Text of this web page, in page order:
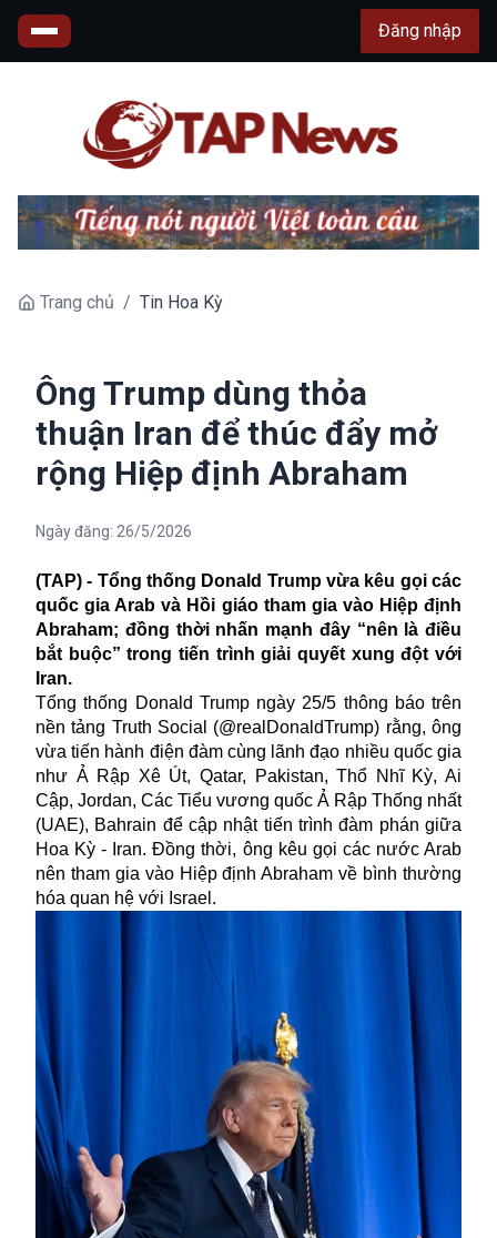
Đăng nhập
Trang chủ / Tin Hoa Kỳ
Ông Trump dùng thỏa
thuận Iran để thúc đẩy mở
rộng Hiệp định Abraham
Ngày đăng: 26/5/2026
(TAP) - Tổng thống Donald Trump vừa kêu gọi các
quốc gia Arab và Hồi giáo tham gia vào Hiệp định
Abraham; đồng thời nhấn mạnh đây “nên là điều
bắt buộc” trong tiến trình giải quyết xung đột với
Iran.
Tổng thống Donald Trump ngày 25/5 thông báo trên
nền tảng Truth Social (@realDonaldTrump) rằng, ông
vừa tiến hành điện đàm cùng lãnh đạo nhiều quốc gia
như Ả Rập Xê Út, Qatar, Pakistan, Thổ Nhĩ Kỳ, Ai
Cập, Jordan, Các Tiểu vương quốc Ả Rập Thống nhất
(UAE), Bahrain để cập nhật tiến trình đàm phán giữa
Hoa Kỳ - Iran. Đồng thời, ông kêu gọi các nước Arab
nên tham gia vào Hiệp định Abraham về bình thường
hóa quan hệ với Israel.